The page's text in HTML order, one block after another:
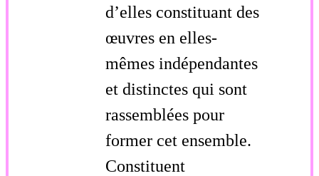
d’elles constituant des
œuvres en elles-
mêmes indépendantes
et distinctes qui sont
rassemblées pour
former cet ensemble.
Constituent